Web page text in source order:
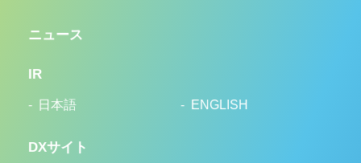
ニュース
IR
日本語 ENGLISH
DXサイト